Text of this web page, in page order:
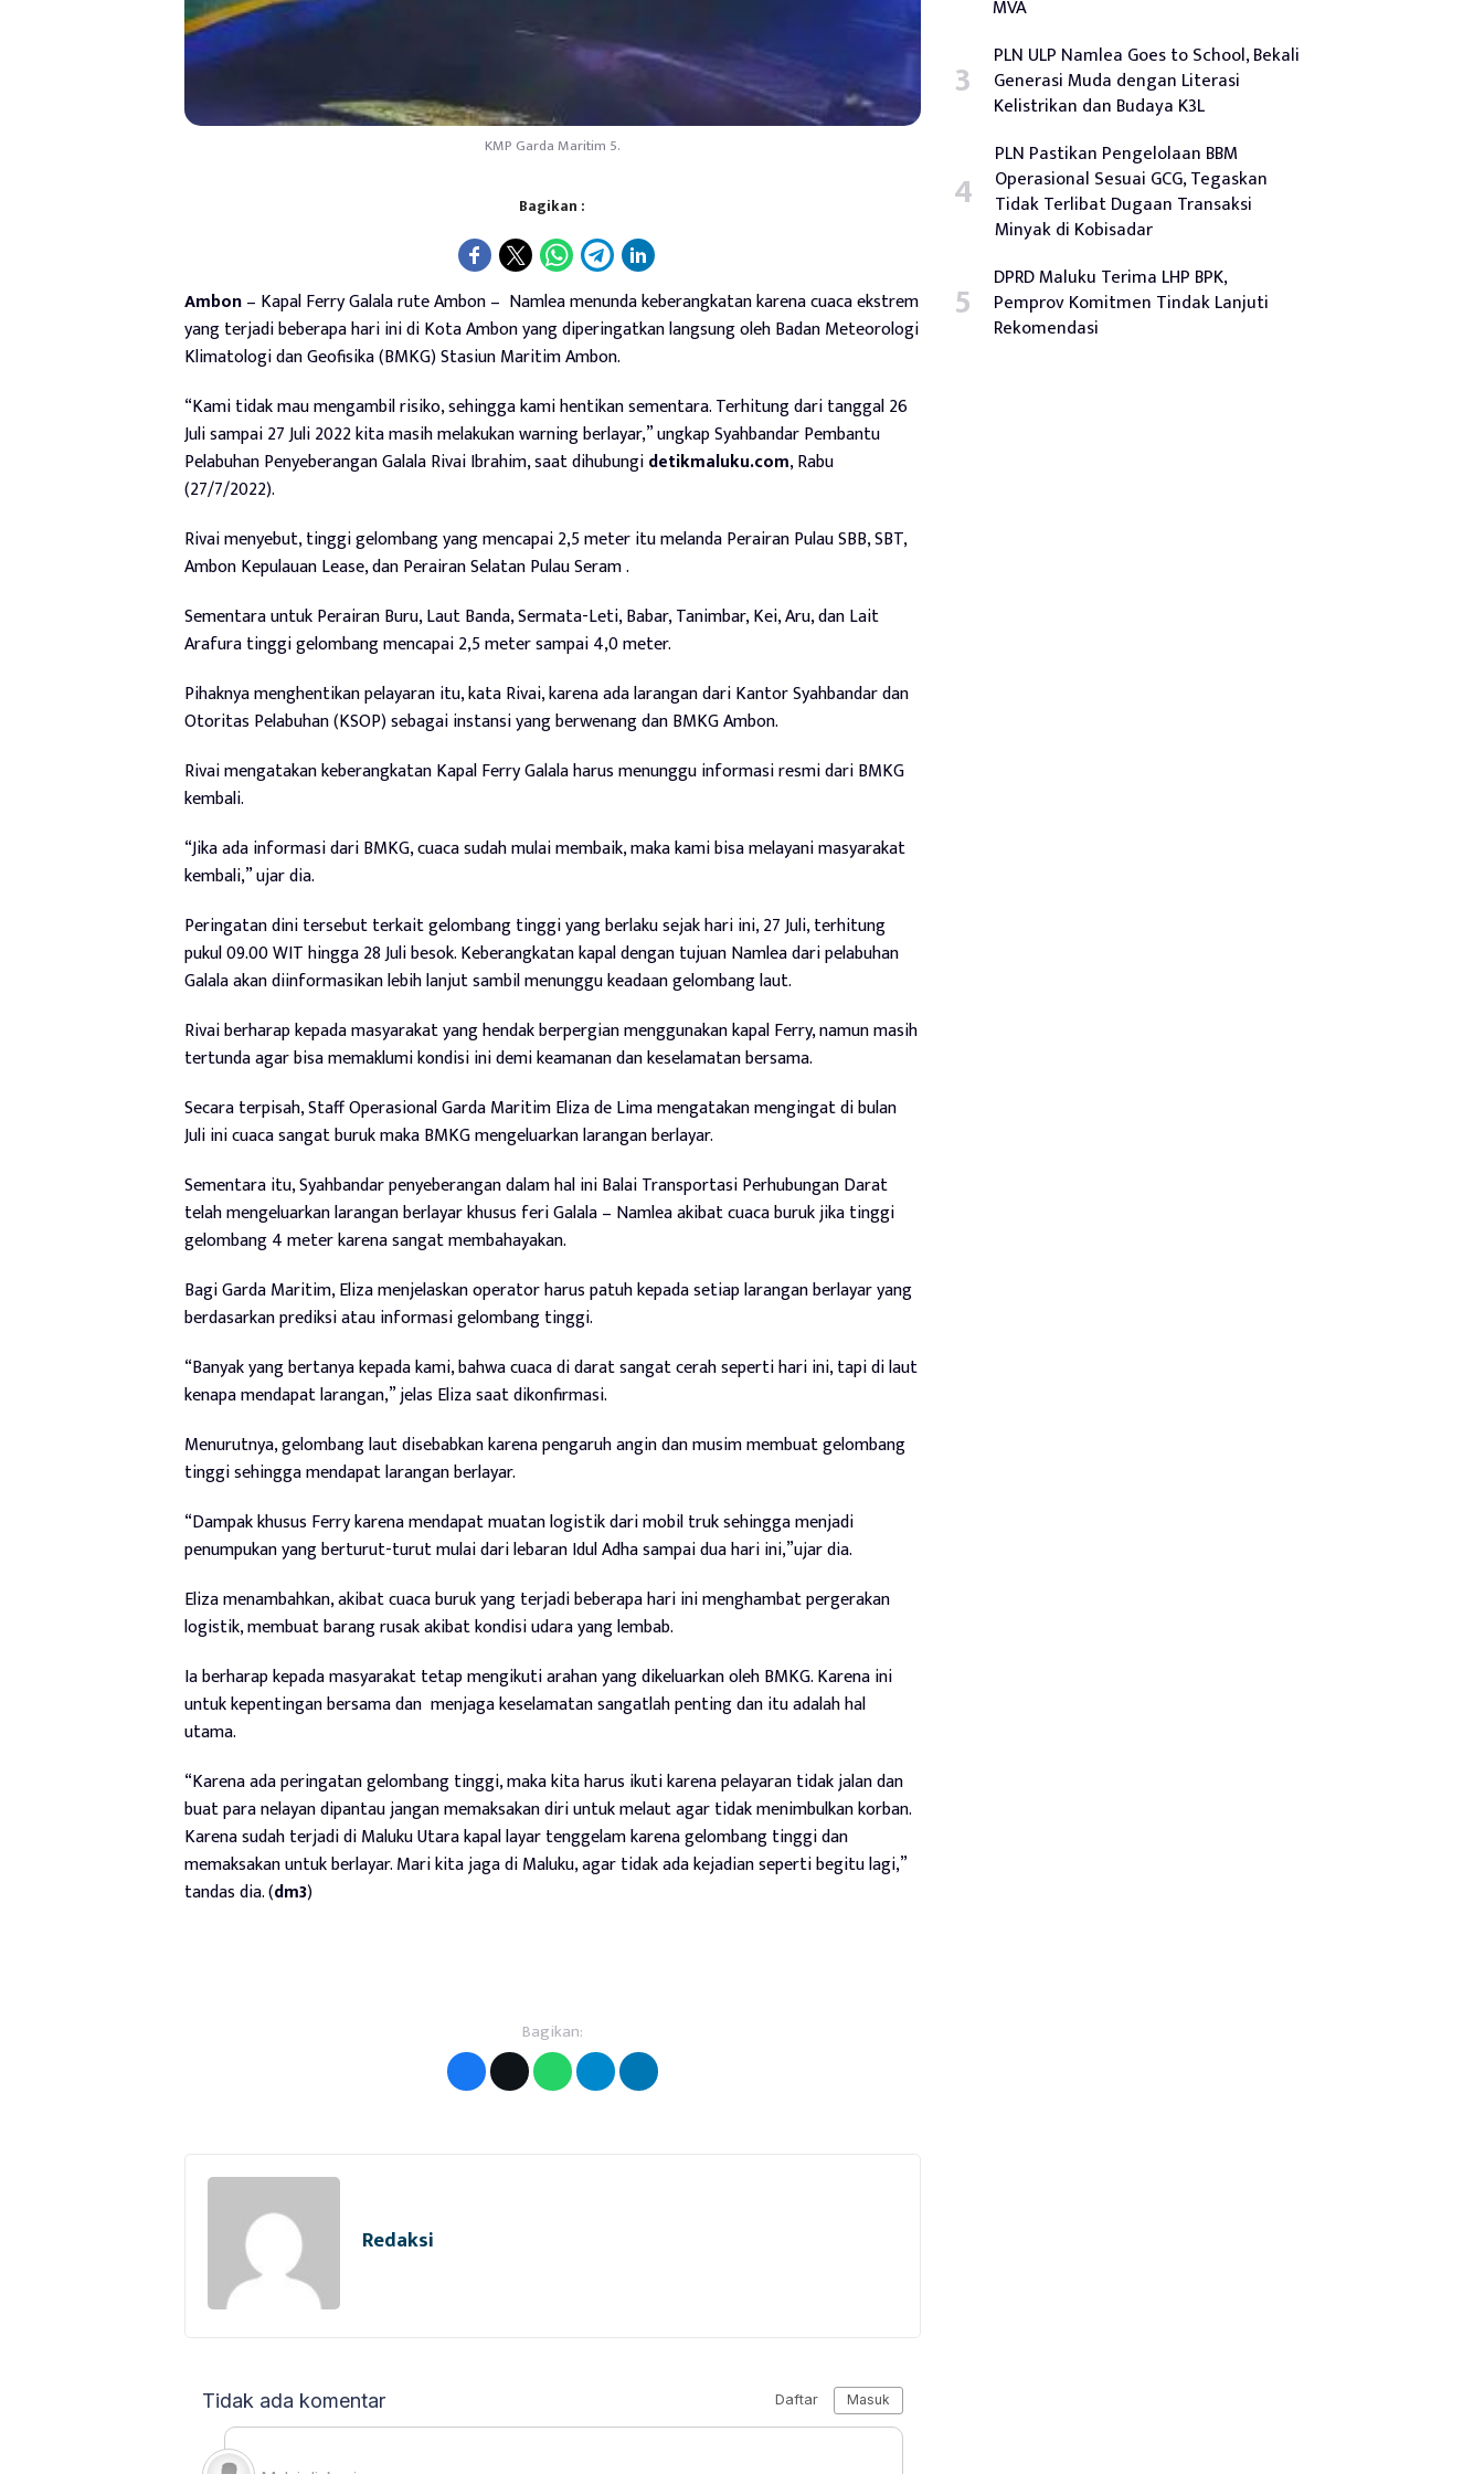
KMP Garda Maritim 5.
Bagikan :
Ambon– Kapal Ferry Galala rute Ambon – Namlea menunda keberangkatan karena cuaca ekstrem
yang terjadi beberapa hari ini di Kota Ambon yang diperingatkan langsung oleh Badan Meteorologi
Klimatologi dan Geofisika (BMKG) Stasiun Maritim Ambon.
“Kami tidak mau mengambil risiko, sehingga kami hentikan sementara. Terhitung dari tanggal 26
Juli sampai 27 Juli 2022 kita masih melakukan warning berlayar,” ungkap Syahbandar Pembantu
Pelabuhan Penyeberangan Galala Rivai Ibrahim, saat dihubungidetikmaluku.com, Rabu
(27/7/2022).
Rivai menyebut, tinggi gelombang yang mencapai 2,5 meter itu melanda Perairan Pulau SBB, SBT,
Ambon Kepulauan Lease, dan Perairan Selatan Pulau Seram .
Sementara untuk Perairan Buru, Laut Banda, Sermata-Leti, Babar, Tanimbar, Kei, Aru, dan Lait
Arafura tinggi gelombang mencapai 2,5 meter sampai 4,0 meter.
Pihaknya menghentikan pelayaran itu, kata Rivai, karena ada larangan dari Kantor Syahbandar dan
Otoritas Pelabuhan (KSOP) sebagai instansi yang berwenang dan BMKG Ambon.
Rivai mengatakan keberangkatan Kapal Ferry Galala harus menunggu informasi resmi dari BMKG
kembali.
“Jika ada informasi dari BMKG, cuaca sudah mulai membaik, maka kami bisa melayani masyarakat
kembali,” ujar dia.
Peringatan dini tersebut terkait gelombang tinggi yang berlaku sejak hari ini, 27 Juli, terhitung
pukul 09.00 WIT hingga 28 Juli besok. Keberangkatan kapal dengan tujuan Namlea dari pelabuhan
Galala akan diinformasikan lebih lanjut sambil menunggu keadaan gelombang laut.
Rivai berharap kepada masyarakat yang hendak berpergian menggunakan kapal Ferry, namun masih
tertunda agar bisa memaklumi kondisi ini demi keamanan dan keselamatan bersama.
Secara terpisah, Staff Operasional Garda Maritim Eliza de Lima mengatakan mengingat di bulan
Juli ini cuaca sangat buruk maka BMKG mengeluarkan larangan berlayar.
Sementara itu, Syahbandar penyeberangan dalam hal ini Balai Transportasi Perhubungan Darat
telah mengeluarkan larangan berlayar khusus feri Galala – Namlea akibat cuaca buruk jika tinggi
gelombang 4 meter karena sangat membahayakan.
Bagi Garda Maritim, Eliza menjelaskan operator harus patuh kepada setiap larangan berlayar yang
berdasarkan prediksi atau informasi gelombang tinggi.
“Banyak yang bertanya kepada kami, bahwa cuaca di darat sangat cerah seperti hari ini, tapi di laut
kenapa mendapat larangan,” jelas Eliza saat dikonfirmasi.
Menurutnya, gelombang laut disebabkan karena pengaruh angin dan musim membuat gelombang
tinggi sehingga mendapat larangan berlayar.
“Dampak khusus Ferry karena mendapat muatan logistik dari mobil truk sehingga menjadi
penumpukan yang berturut-turut mulai dari lebaran Idul Adha sampai dua hari ini,”ujar dia.
Eliza menambahkan, akibat cuaca buruk yang terjadi beberapa hari ini menghambat pergerakan
logistik, membuat barang rusak akibat kondisi udara yang lembab.
Ia berharap kepada masyarakat tetap mengikuti arahan yang dikeluarkan oleh BMKG. Karena ini
untuk kepentingan bersama dan menjaga keselamatan sangatlah penting dan itu adalah hal
utama.
“Karena ada peringatan gelombang tinggi, maka kita harus ikuti karena pelayaran tidak jalan dan
buat para nelayan dipantau jangan memaksakan diri untuk melaut agar tidak menimbulkan korban.
Karena sudah terjadi di Maluku Utara kapal layar tenggelam karena gelombang tinggi dan
memaksakan untuk berlayar. Mari kita jaga di Maluku, agar tidak ada kejadian seperti begitu lagi,”
tandas dia. (dm3)
Bagikan:
Redaksi
MVA
PLN ULP Namlea Goes to School, Bekali
Generasi Muda dengan Literasi
Kelistrikan dan Budaya K3L
PLN Pastikan Pengelolaan BBM
Operasional Sesuai GCG, Tegaskan
Tidak Terlibat Dugaan Transaksi
Minyak di Kobisadar
DPRD Maluku Terima LHP BPK,
Pemprov Komitmen Tindak Lanjuti
Rekomendasi